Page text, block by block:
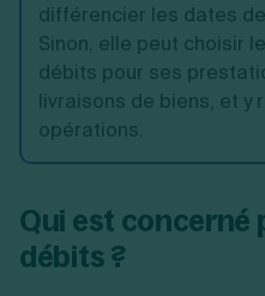
différencier les dates
Sinon, elle peut choisir
débits pour ses
livraisons de biens, et y
opérations.
Qui est concerné
débits ?